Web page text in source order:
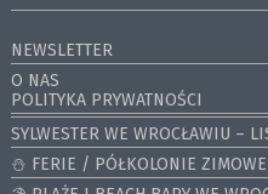
NEWSLETTER
O NAS
POLITYKA PRYWATNOŚCI
SYLWESTER WE WROCŁAWIU –
⛄️ FERIE / PÓŁKOLONIE